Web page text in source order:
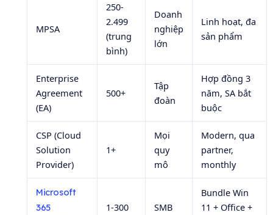
MPSA
250-
2.499
(trung
bình)
Doanh
nghiệp
lớn
Linh hoạt, đa
sản phẩm
Enterprise
Agreement
(EA)
500+
Tập
đoàn
Hợp đồng 3
năm, SA bắt
buộc
CSP (Cloud
Solution
Provider)
1+
Mọi
quy
mô
Modern, qua
partner,
monthly
Microsoft
365
1-300 SMB
Bundle Win
11 + Office +